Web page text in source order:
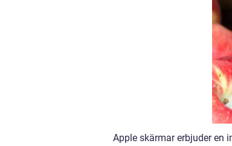
Apple skärmar erbjuder en